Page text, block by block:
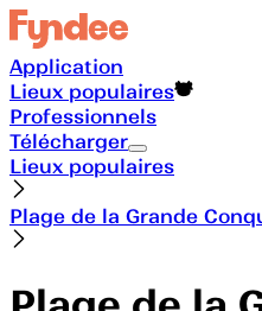
Application
Lieux populaires
Professionnels
Télécharger
Lieux populaires
Plage de la Grande